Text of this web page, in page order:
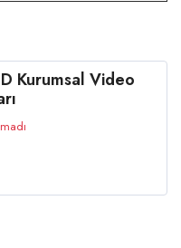
Kurumsal Video